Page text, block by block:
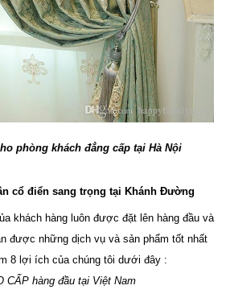
phòng khách đẳng cấp tại Hà Nội
cổ điển sang trọng tại Khánh Đường
khách hàng luôn được đặt lên hàng đầu và
được những dịch vụ và sản phẩm tốt nhất
8 lợi ích của chúng tôi dưới đây :
CẤP hàng đầu tại Việt Nam